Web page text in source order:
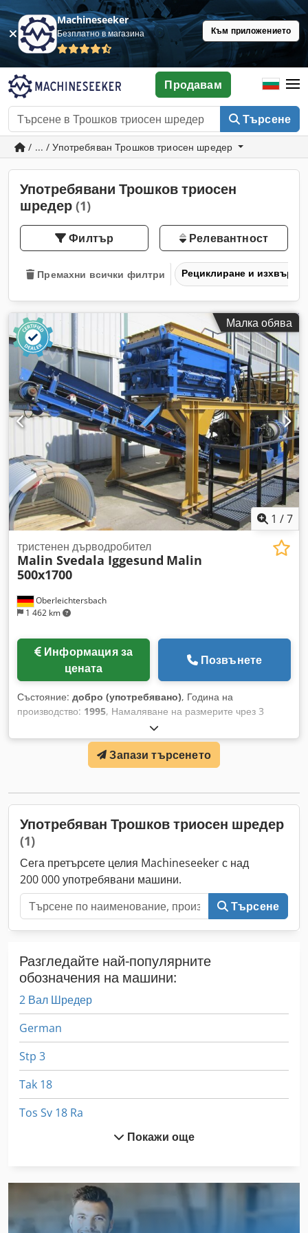
Machineseeker
Безплатно в магазина Към приложението
Търсене
Продавам
/ ... / Употребяван Трошков триосен шредер
Употребявани Трошков триосен
шредер (1)
Филтър Релевантност
Премахни всички филтри Рециклиране и
Малка обява
1 /7
Oberleichtersbach
1 462 km
тристенен дърводробител
Malin Svedala Iggesund Malin
500x1700
Информация за
цената
Позвънете
Състояние: добро (употребявано), Година на
производство: 1995, Намаляване на размерите чрез 3
HARDOX спирали Диаметър x дължина: приблизително 500
x 1 700 мм Входен отвор: приблизително 1 100 x 1 700 мм
Монтирано върху стоманена конструкция Нова входна
фуния, вместимост 8 м³ Dcodpjl I Dx Nefx Agpek Нов
шнека
Запази търсенето
Употребяван Трошков триосен шредер
(1)
Сега претърсете целия Machineseeker с над
200 000 употребявани машини.
Търсене
Разгледайте най-популярните
обозначения на машини:
2 Вал Шредер
German
Stp 3
Tak 18
Tos Sv 18 Ra
Друсам Се
Дървен Струг С Инструменти И Аксесоари
Покажи още